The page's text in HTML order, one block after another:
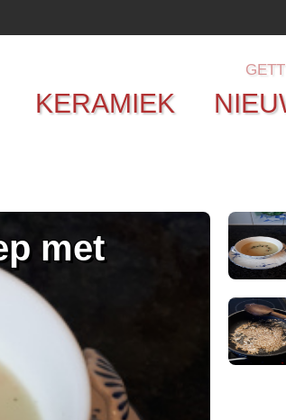
KERAMIEK
met